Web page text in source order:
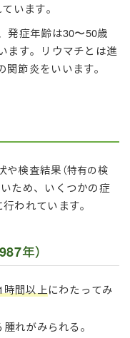
います。
発症年齢は30〜50歳
ます。リウマチとは進
節炎をいいます。
や検査結果 （特有の検
ため、いくつかの症
われています。
年）
時間以上にわたってみ
れがみられる。